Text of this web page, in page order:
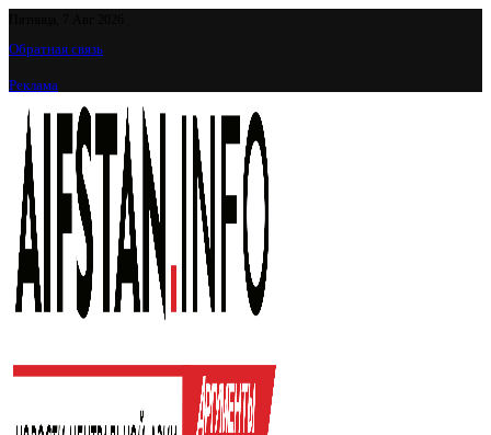
Обратная связь
Реклама